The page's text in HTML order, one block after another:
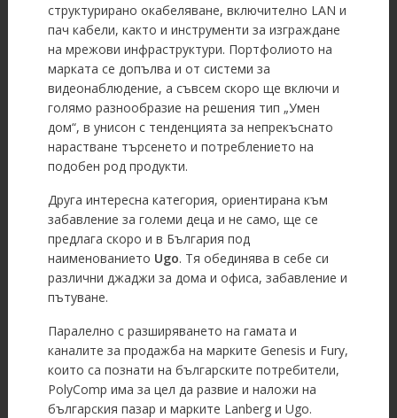
структурирано окабеляване, включително LAN и
пач кабели, както и инструменти за изграждане
на мрежови инфраструктури. Портфолиото на
марката се допълва и от системи за
видеонаблюдение, а съвсем скоро ще включи и
голямо разнообразие на решения тип „Умен
дом“, в унисон с тенденцията за непрекъснато
нарастване търсенето и потреблението на
подобен род продукти.
Друга интересна категория, ориентирана към
забавление за големи деца и не само, ще се
предлага скоро и в България под
наименованието Ugo. Тя обединява в себе си
различни джаджи за дома и офиса, забавление и
пътуване.
Паралелно с разширяването на гамата и
каналите за продажба на марките Genesis и Fury,
които са познати на българските потребители,
PolyComp има за цел да развие и наложи на
българския пазар и марките Lanberg и Ugo.